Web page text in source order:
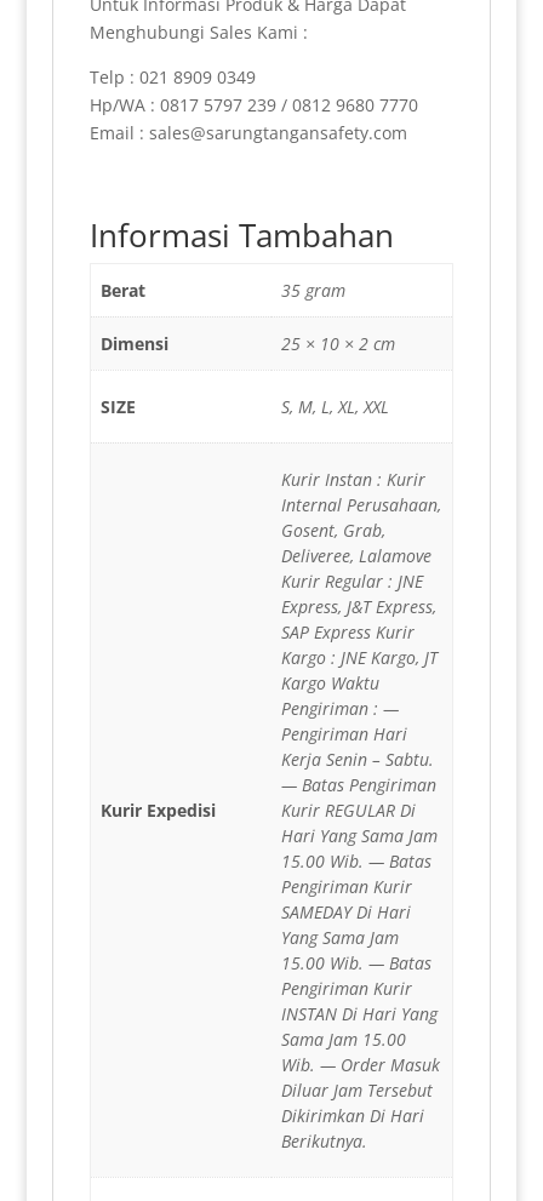
Menghubungi Sales Kami :
Telp : 021 8909 0349
Hp/WA : 0817 5797 239 / 0812 9680 7770
Email : sales@sarungtangansafety.com
Informasi Tambahan
Berat 35 gram
Dimensi 25 × 10 × 2 cm
SIZE S, M, L, XL, XXL
Kurir Expedisi
Kurir Instan : Kurir
Internal Perusahaan,
Gosent, Grab,
Deliveree, Lalamove
Kurir Regular : JNE
Express, J&T Express,
SAP Express Kurir
Kargo : JNE Kargo, JT
Kargo Waktu
Pengiriman : —
Pengiriman Hari
Kerja Senin – Sabtu.
— Batas Pengiriman
Kurir REGULAR Di
Hari Yang Sama Jam
15.00 Wib. — Batas
Pengiriman Kurir
SAMEDAY Di Hari
Yang Sama Jam
15.00 Wib. — Batas
Pengiriman Kurir
INSTAN Di Hari Yang
Sama Jam 15.00
Wib. — Order Masuk
Diluar Jam Tersebut
Dikirimkan Di Hari
Berikutnya.